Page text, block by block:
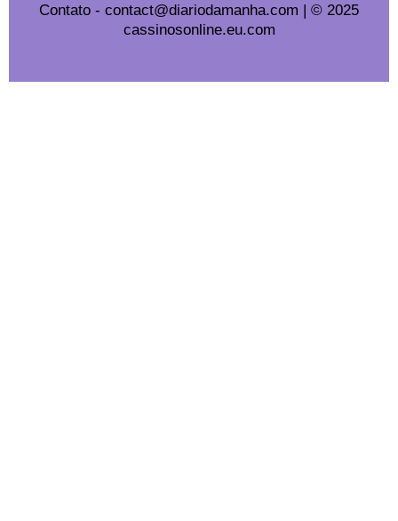
Contato - contact@diariodamanha.com | © 2025
cassinosonline.eu.com